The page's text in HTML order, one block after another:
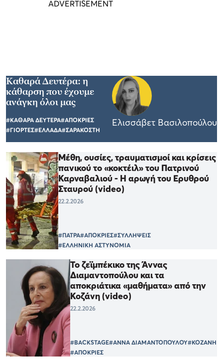
Καθαρά Δευτέρα: η
κάθαρση που έχουμε
ανάγκη όλοι μας
#ΚΑΘΑΡΑ ΔΕΥΤΕΡΑ#ΑΠΟΚΡΙΕΣ
#ΓΙΟΡΤΕΣ#ΕΛΛΑΔΑ#ΣΑΡΑΚΟΣΤΗ
Ελισσάβετ Βασιλοπούλου
Μέθη, ουσίες, τραυματισμοί και κρίσεις
πανικού το «κοκτέιλ» του Πατρινού
Καρναβαλιού - Η αρωγή του Ερυθρού
Σταυρού (video)
22.2.2026
#ΠΑΤΡΑ#ΑΠΟΚΡΙΕΣ#ΣΥΛΛΗΨΕΙΣ
#ΕΛΛΗΝΙΚΗ ΑΣΤΥΝΟΜΙΑ
Το ζεϊμπέκικο της Άννας
Διαμαντοπούλου και τα
αποκριάτικα «μαθήματα» από την
Κοζάνη (video)
22.2.2026
#BACKSTAGE#ΑΝΝΑ ΔΙΑΜΑΝΤΟΠΟΥΛΟΥ#ΚΟΖΑΝΗ
#ΑΠΟΚΡΙΕΣ